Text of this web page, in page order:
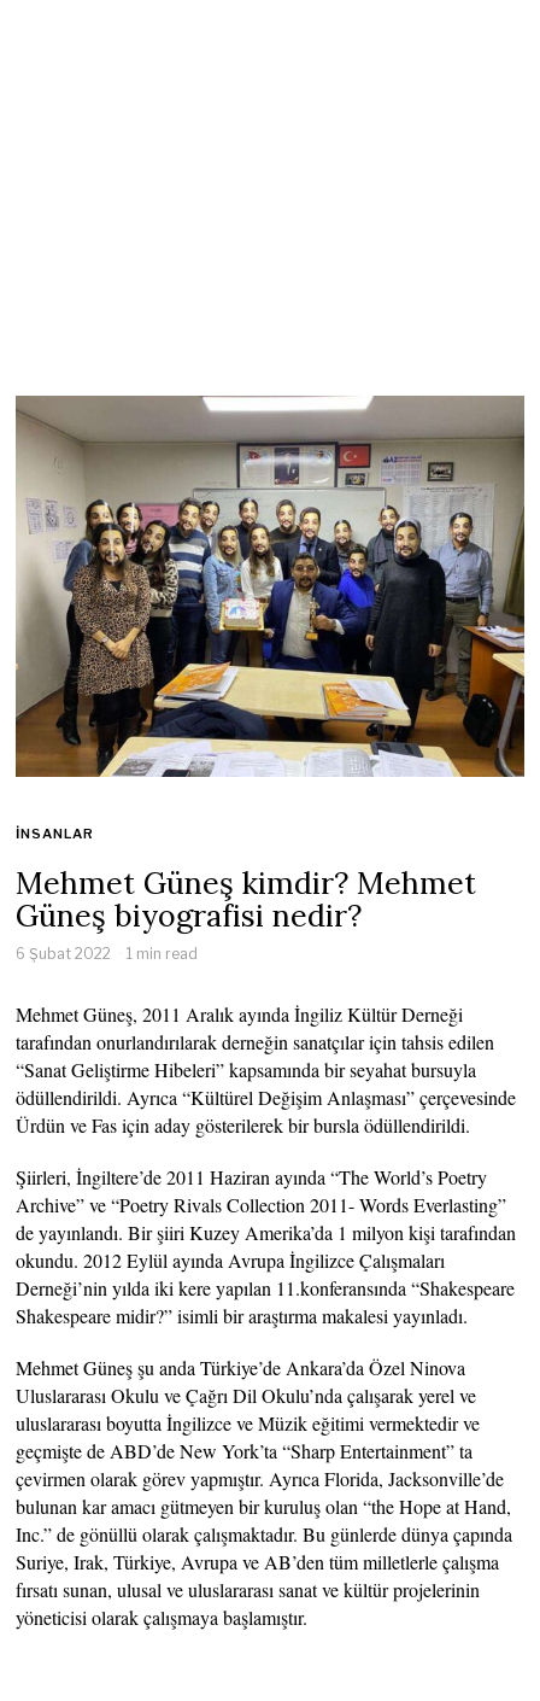
İNSANLAR
Mehmet Güneş kimdir? Mehmet
Güneş biyografisi nedir?
6 Şubat 2022 1 min read
Mehmet Güneş, 2011 Aralık ayında İngiliz Kültür Derneği
tarafından onurlandırılarak derneğin sanatçılar için tahsis edilen
“Sanat Geliştirme Hibeleri” kapsamında bir seyahat bursuyla
ödüllendirildi. Ayrıca “Kültürel Değişim Anlaşması” çerçevesinde
Ürdün ve Fas için aday gösterilerek bir bursla ödüllendirildi.
Şiirleri, İngiltere’de 2011 Haziran ayında “The World’s Poetry
Archive” ve “Poetry Rivals Collection 2011- Words Everlasting”
de yayınlandı. Bir şiiri Kuzey Amerika’da 1 milyon kişi tarafından
okundu. 2012 Eylül ayında Avrupa İngilizce Çalışmaları
Derneği’nin yılda iki kere yapılan 11.konferansında “Shakespeare
Shakespeare midir?” isimli bir araştırma makalesi yayınladı.
Mehmet Güneş şu anda Türkiye’de Ankara’da Özel Ninova
Uluslararası Okulu ve Çağrı Dil Okulu’nda çalışarak yerel ve
uluslararası boyutta İngilizce ve Müzik eğitimi vermektedir ve
geçmişte de ABD’de New York’ta “Sharp Entertainment” ta
çevirmen olarak görev yapmıştır. Ayrıca Florida, Jacksonville’de
bulunan kar amacı gütmeyen bir kuruluş olan “the Hope at Hand,
Inc.” de gönüllü olarak çalışmaktadır. Bu günlerde dünya çapında
Suriye, Irak, Türkiye, Avrupa ve AB’den tüm milletlerle çalışma
fırsatı sunan, ulusal ve uluslararası sanat ve kültür projelerinin
yöneticisi olarak çalışmaya başlamıştır.